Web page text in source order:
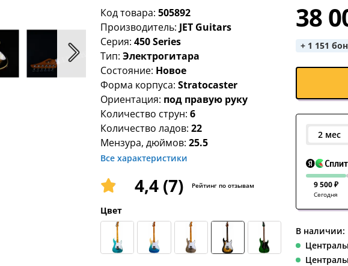
Код товара:505892
Производитель:JET Guitars
Серия:450 Series
Тип:Электрогитара
Состояние: Новое
Форма корпуса:Stratocaster
Ориентация: под правую руку
Количество струн:6
Количество ладов:22
Мензура, дюймов:25.5
Все характеристики
4,4 (7) Рейтинг по отзывам
Цвет
38
+ 1 151
2 мес
9 500 ₽
Сегодня
В наличии: